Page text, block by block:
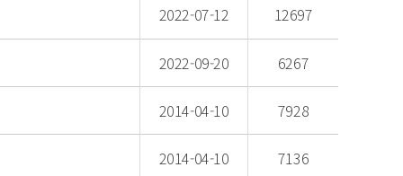
2022-07-12 12697
2022-09-20 6267
2014-04-10 7928
2014-04-10 7136